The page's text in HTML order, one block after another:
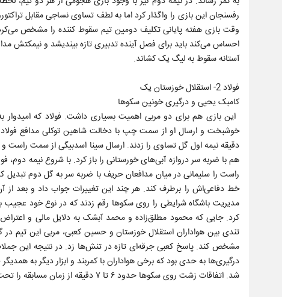
رفسنجان این بازی را واگذار کرد اما به لطف تساوی نساجی مقابل
وقت بازی هفته پایانی تکلیف دومین تیم سقوط کننده را مشخص
احساس می‌کند باید برای فصل آینده تدبیری تازه بیندیشد و نیمکتش
آستانه سقوط به لیگ یک کشاند.
فولاد 2- استقلال خوزستان یک
کامبک یحیی و درگیری خونین سکوها
خوشبخت و ارسال او از سمت چپ با دخالت شاهین توکلی مدافع فولاد
دقیقه نیمه اول گل تساوی را زدند. ارسال سینا اسدبیگی از سمت راست
هم با ضربه سر دروازه آبی‌های خورستانی را باز کرد. با شروع نیمه
راست را سلیمانی در میان مدافعان حریف با ضربه سر به گل دوم تبدیل
خط دفاعی‌اش را برطرف کند. هر چند این تغییرات جواب داد و بعد از
مدیریت باشگاه شرایطی را روی سکوها رقم زدند که در نوع خود عجیب
کرد. جایی که محمود مطلق‌زاده و محمد آبشک به دلایل مالی و
تندی بین هواداران استقلال خوزستان و حسین کعبی، مربی این تیم
مشخص کند. پاسخ کعبی جرقه‌ای تازه در تنش‌ها زد. در نتیجه این
درگیری‌ها به حدی بود که برخی هواداران با کمربند و ابزار دیگر به
شد. اتفاقات زشت روی سکوها حدود ۶ تا ۷ دقیقه از زمان مسابقه را تحت‌الشعاع خود قرار داد.